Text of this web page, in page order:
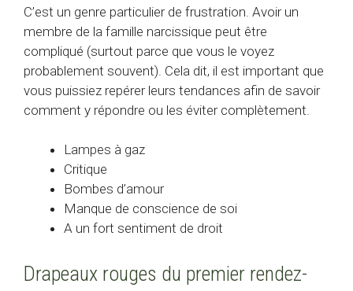
C’est un genre particulier de frustration. Avoir un
membre de la famille narcissique peut être
compliqué (surtout parce que vous le voyez
probablement souvent). Cela dit, il est important que
vous puissiez repérer leurs tendances afin de savoir
comment y répondre ou les éviter complètement.
Lampes à gaz
Critique
Bombes d’amour
Manque de conscience de soi
A un fort sentiment de droit
Drapeaux rouges du premier rendez-